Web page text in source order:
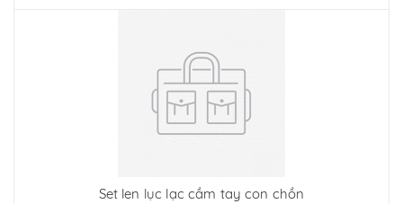
Set len lục lạc cầm tay con chồn